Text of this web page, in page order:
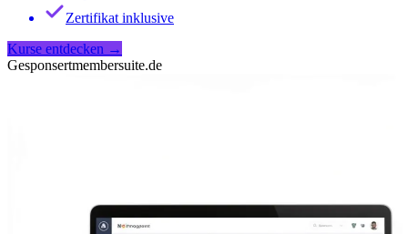
Zertifikat inklusive
Kurse entdecken →
Gesponsertmembersuite.de